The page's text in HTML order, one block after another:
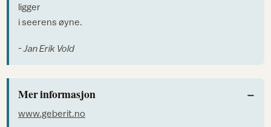
ligger
i seerens øyne.
- Jan Erik Vold
Mer informasjon
www.geberit.no